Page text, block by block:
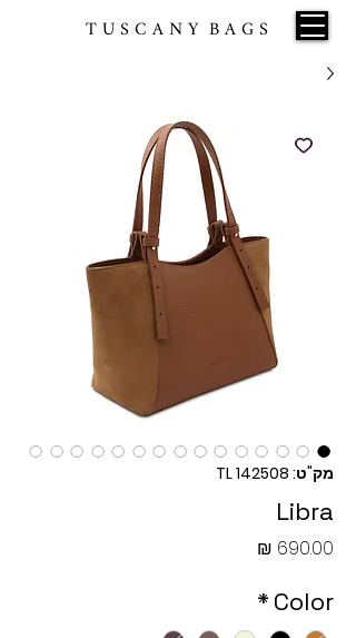
T U S C A N Y B A G S
מק"ט: TL 142508
Libra
Color
*